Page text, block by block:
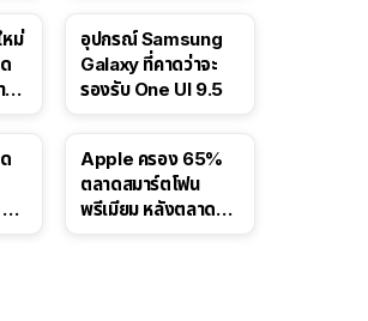
ม่
า
อุปกรณ์ Samsung
Galaxy ที่คาดว่าจะ
รองรับ One UI 9.5
ง
Apple ครอง 65%
ตลาดสมาร์ตโฟน
พรีเมียม หลังตลาดทำ